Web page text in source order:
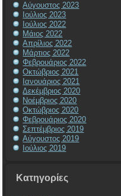
Αύγουστος 2023
Ιούλιος 2023
Ιούλιος 2022
Μάιος 2022
Απρίλιος 2022
Μάρτιος 2022
Φεβρουάριος 2022
Οκτώβριος 2021
Ιανουάριος 2021
Δεκέμβριος 2020
Νοέμβριος 2020
Οκτώβριος 2020
Φεβρουάριος 2020
Σεπτέμβριος 2019
Αύγουστος 2019
Ιούλιος 2019
Kατηγορίες